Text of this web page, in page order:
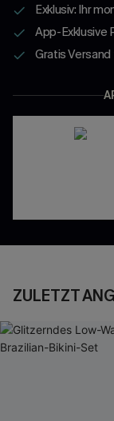
Exklusiv: Ihr
App-Exklusive
Gratis
ZULETZT